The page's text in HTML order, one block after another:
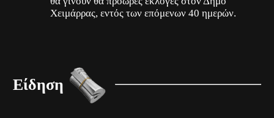
Χειμάρρας, εντός των επόμενων 40 ημερών.
Είδηση